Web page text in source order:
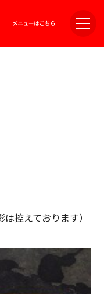
控えております）